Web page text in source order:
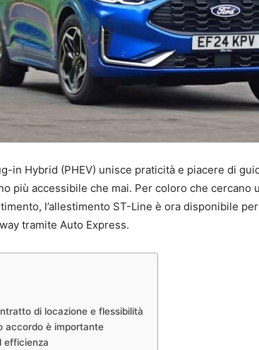
in Hybrid (PHEV) unisce praticità e piacere di
più accessibile che mai. Per coloro che cercano
l’allestimento ST-Line è ora disponibile
tramite Auto Express.
di locazione e flessibilità
accordo è importante
efficienza